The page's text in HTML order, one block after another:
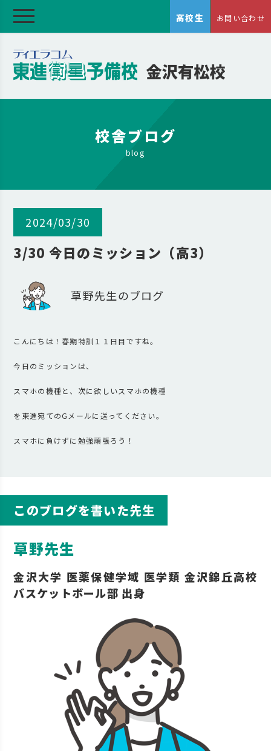
高校生 お問い合わせ
校舎ブログ
blog
2024/03/30
3/30 今日のミッション（高3）
草野先生のブログ
こんにちは！春期特訓１１日目ですね。
今日のミッションは、
スマホの機種と、次に欲しいスマホの機種
を東進宛てのGメールに送ってください。
スマホに負けずに勉強頑張ろう！
このブログを書いた先生
草野先生
金沢大学 医薬保健学域 医学類 金沢錦丘高校
バスケットボール部 出身